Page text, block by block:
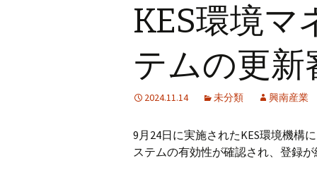
KES環境マ
テムの更新
2024.11.14 未分類 興南産業
9月24日に実施されたKES環境機構
ステムの有効性が確認され、登録